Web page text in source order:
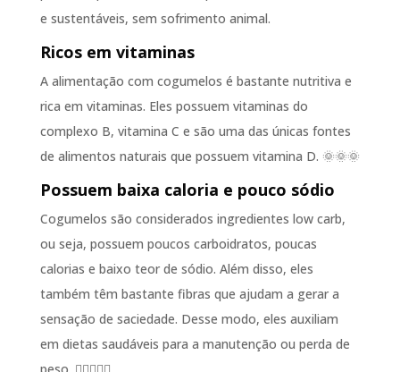
e sustentáveis, sem sofrimento animal.
Ricos em vitaminas
A alimentação com cogumelos é bastante nutritiva e
rica em vitaminas. Eles possuem vitaminas do
complexo B, vitamina C e são uma das únicas fontes
de alimentos naturais que possuem vitamina D. 🌞🌞🌞
Possuem baixa caloria e pouco sódio
Cogumelos são considerados ingredientes low carb,
ou seja, possuem poucos carboidratos, poucas
calorias e baixo teor de sódio. Além disso, eles
também têm bastante fibras que ajudam a gerar a
sensação de saciedade. Desse modo, eles auxiliam
em dietas saudáveis para a manutenção ou perda de